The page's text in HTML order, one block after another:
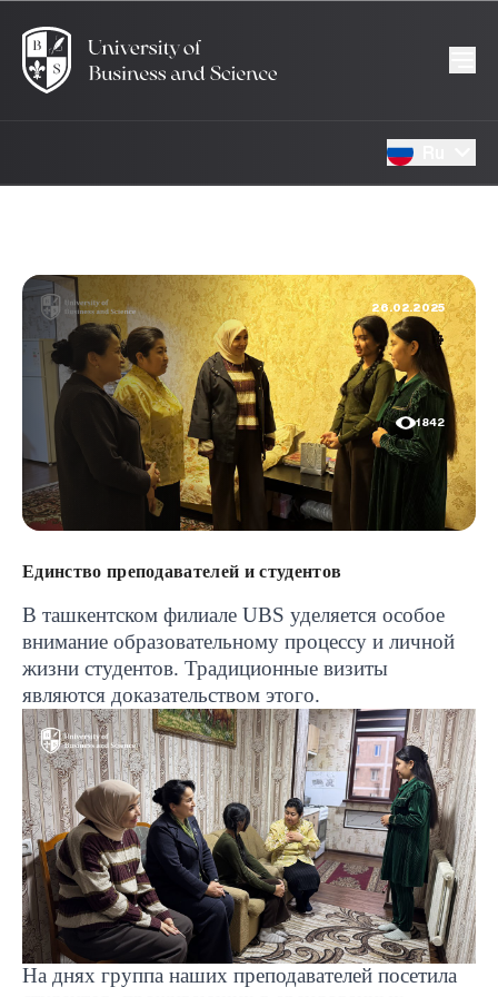
26.02.2025
1842
Единство преподавателей и студентов
В ташкентском филиале UBS уделяется особое
внимание образовательному процессу и личной
жизни студентов. Традиционные визиты
являются доказательством этого.
На днях группа наших преподавателей посетила